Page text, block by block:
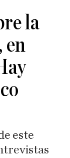
la
en
este